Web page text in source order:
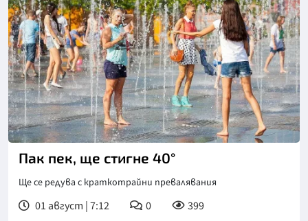
Пак пек, ще стигне 40°
Ще се редува с краткотрайни превалявания
01 август | 7:12 0 399